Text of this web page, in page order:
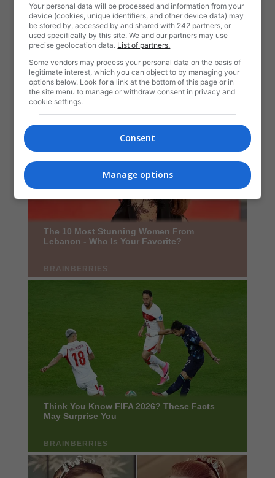
Your personal data will be processed and information from your
device (cookies, unique identifiers, and other device data) may
be stored by, accessed by and shared with 242 partners, or
used specifically by this site. We and our partners may use
precise geolocation data. List of partners.
Some vendors may process your personal data on the basis of
legitimate interest, which you can object to by managing your
options below. Look for a link at the bottom of this page or in
the site menu to manage or withdraw consent in privacy and
cookie settings.
Consent
Manage options